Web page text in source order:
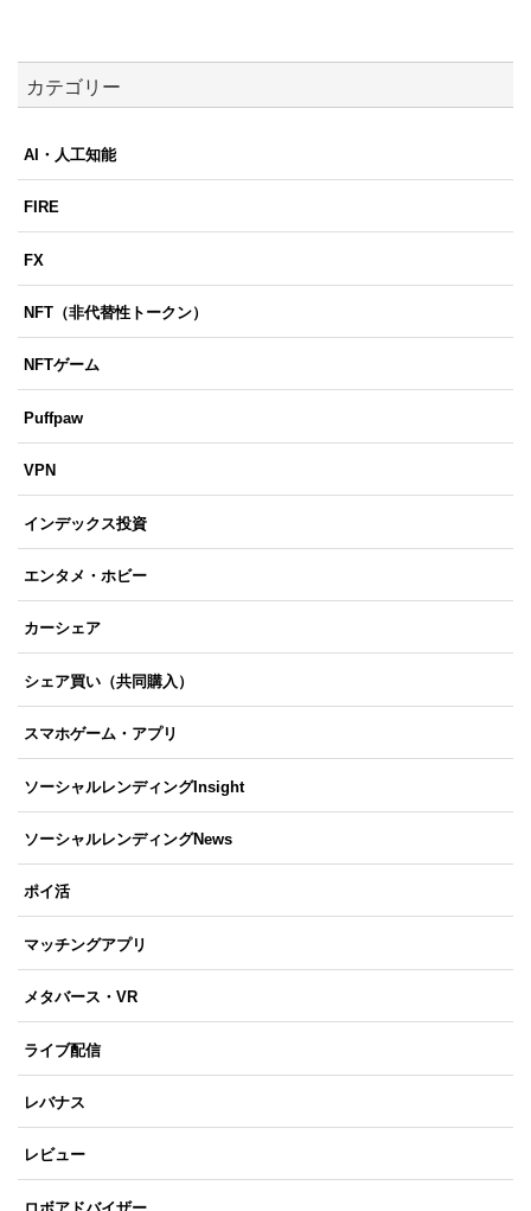
カテゴリー
AI・人工知能
FIRE
FX
NFT（非代替性トークン）
NFTゲーム
Puffpaw
VPN
インデックス投資
エンタメ・ホビー
カーシェア
シェア買い（共同購入）
スマホゲーム・アプリ
ソーシャルレンディングInsight
ソーシャルレンディングNews
ポイ活
マッチングアプリ
メタバース・VR
ライブ配信
レバナス
レビュー